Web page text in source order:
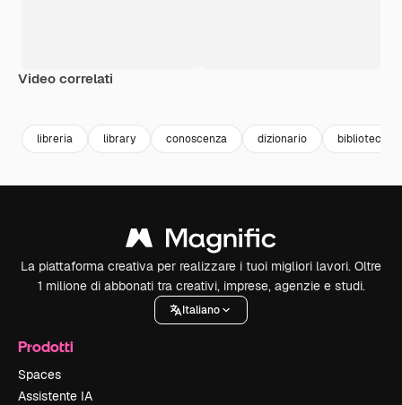
Video correlati
libreria library conoscenza dizionario biblioteca
La piattaforma creativa per realizzare i tuoi migliori lavori. Oltre
1 milione di abbonati tra creativi, imprese, agenzie e studi.
Italiano
Prodotti
Spaces
Assistente IA